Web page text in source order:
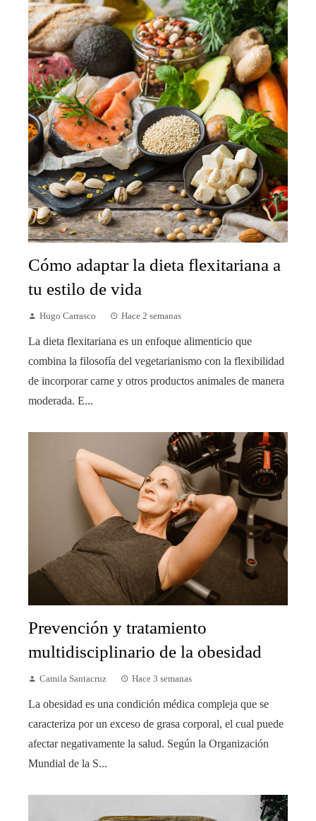
Cómo adaptar la dieta flexitariana a
tu estilo de vida
Hugo Carrasco Hace 2 semanas
La dieta flexitariana es un enfoque alimenticio que
combina la filosofía del vegetarianismo con la flexibilidad
de incorporar carne y otros productos animales de manera
moderada. E...
Prevención y tratamiento
multidisciplinario de la obesidad
Camila Santacruz Hace 3 semanas
La obesidad es una condición médica compleja que se
caracteriza por un exceso de grasa corporal, el cual puede
afectar negativamente la salud. Según la Organización
Mundial de la S...